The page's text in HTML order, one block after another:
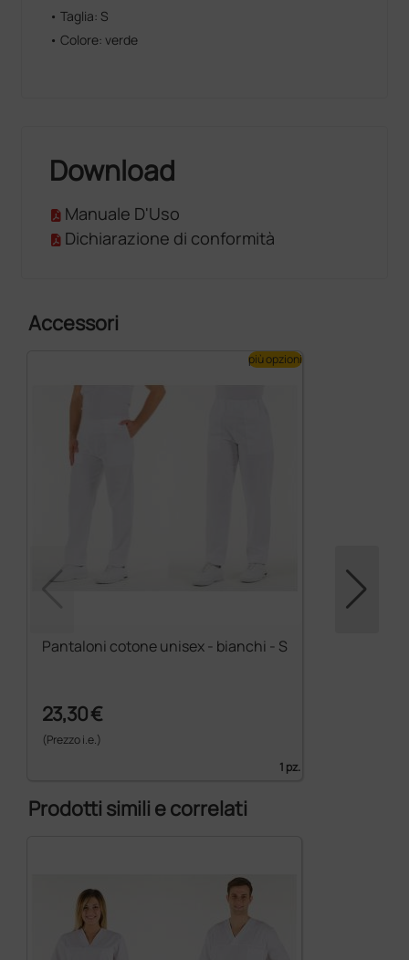
• Taglia: S
• Colore: verde
Download
Manuale D'Uso
Dichiarazione di conformità
Accessori
Pantaloni cotone unisex - bianchi - S
23,30 €
(Prezzo i.e.)
1 pz.
più opzioni
Prodotti simili e correlati